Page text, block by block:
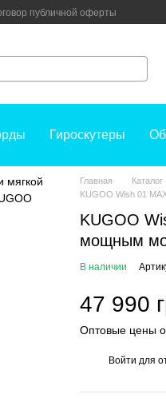
публичной оферты
Гироскутеры
Главная Каталог
KUGOO Wish 01
KUGOO
мощным
В наличии
47 990
Оптовые цены
Войти для